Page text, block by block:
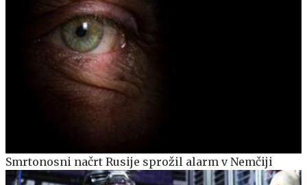
Smrtonosni načrt Rusije sprožil alarm v Nemčiji